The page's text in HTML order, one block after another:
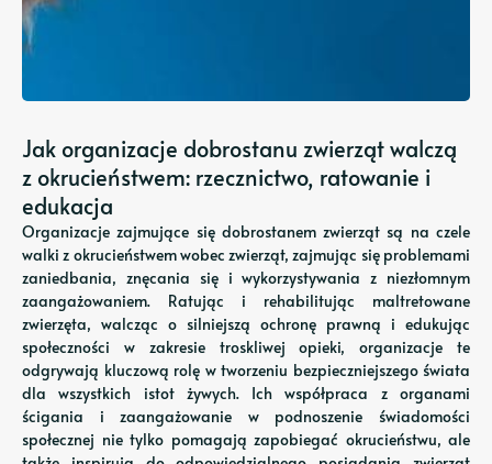
Jak organizacje dobrostanu zwierząt walczą
z okrucieństwem: rzecznictwo, ratowanie i
edukacja
Organizacje zajmujące się dobrostanem zwierząt są na czele
walki z okrucieństwem wobec zwierząt, zajmując się problemami
zaniedbania, znęcania się i wykorzystywania z niezłomnym
zaangażowaniem. Ratując i rehabilitując maltretowane
zwierzęta, walcząc o silniejszą ochronę prawną i edukując
społeczności w zakresie troskliwej opieki, organizacje te
odgrywają kluczową rolę w tworzeniu bezpieczniejszego świata
dla wszystkich istot żywych. Ich współpraca z organami
ścigania i zaangażowanie w podnoszenie świadomości
społecznej nie tylko pomagają zapobiegać okrucieństwu, ale